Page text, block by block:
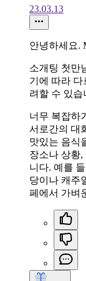
23.03.13
안녕하세요.
소개팅 첫만
기에 따라
려할 수 있습
너무 복잡하
서로간의 대
맛있는 음식
장소나 상황
니다. 예를
당이나 캐주
페에서 가벼